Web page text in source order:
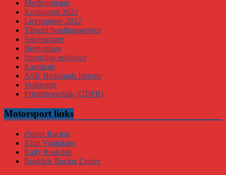
Medlemslogin
Kontingent 2022
Licenspriser 2022
Tilmeld betalingsservice
Sekretariatet
Bestyrelsen
Sportslige sektioner
Kartskole
ASK Hedelands historie
Vedtægter
Privatlivspolitik (GDPR)
Motorsport links
eSport Racing
Klub Viadukten
Rally Roskilde
Roskilde Racing Center